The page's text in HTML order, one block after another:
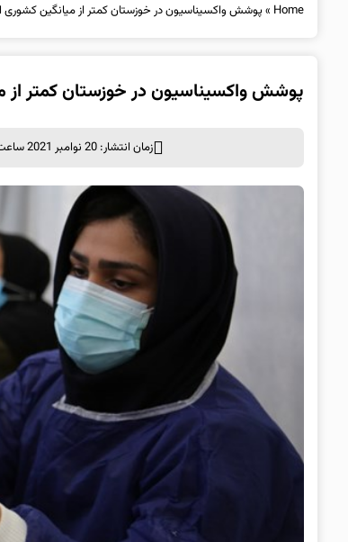
Home
»پوشش واکسیناسیون در خوزستان کمتر از میانگین
پوشش واکسیناسیون در خوزستان کمتر
زمان انتشار: 20 نوامبر 2021 ساعت 18:15